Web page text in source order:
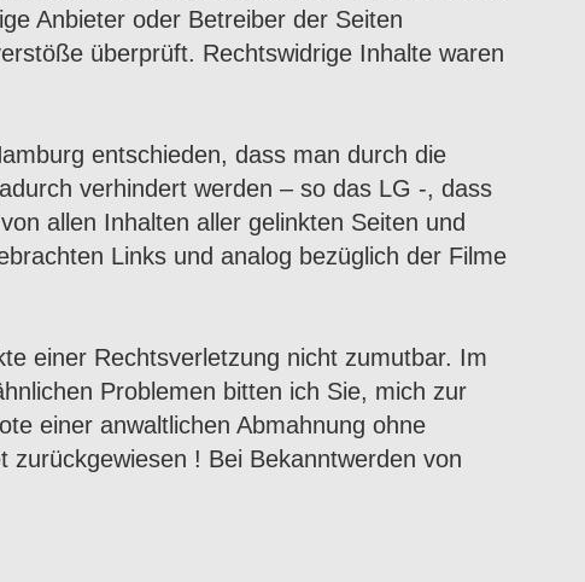
Anbieter oder Betreiber der Seiten
überprüft. Rechtswidrige Inhalte waren
entschieden, dass man durch die
verhindert werden – so das LG -, dass
allen Inhalten aller gelinkten Seiten und
Links und analog bezüglich der Filme
einer Rechtsverletzung nicht zumutbar. Im
Problemen bitten ich Sie, mich zur
einer anwaltlichen Abmahnung ohne
! Bei Bekanntwerden von